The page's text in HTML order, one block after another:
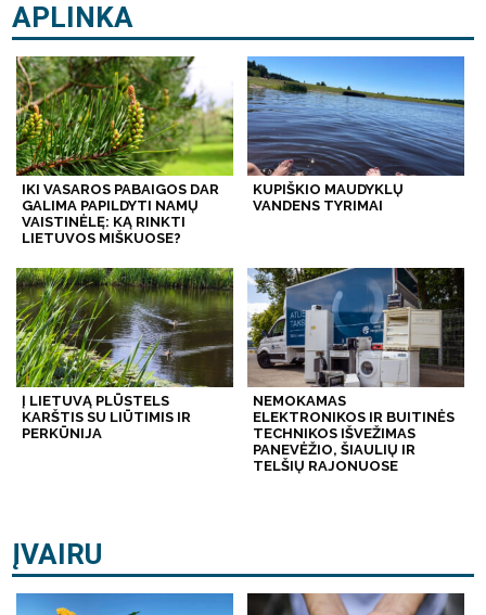
APLINKA
IKI VASAROS PABAIGOS DAR
GALIMA PAPILDYTI NAMŲ
VAISTINĖLĘ: KĄ RINKTI
LIETUVOS MIŠKUOSE?
KUPIŠKIO MAUDYKLŲ
VANDENS TYRIMAI
Į LIETUVĄ PLŪSTELS
KARŠTIS SU LIŪTIMIS IR
PERKŪNIJA
NEMOKAMAS
ELEKTRONIKOS IR BUITINĖS
TECHNIKOS IŠVEŽIMAS
PANEVĖŽIO, ŠIAULIŲ IR
TELŠIŲ RAJONUOSE
ĮVAIRU